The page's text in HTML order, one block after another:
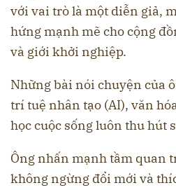
với vai trò là một diễn giả,
hứng mạnh mẽ cho cộng
và giới khởi nghiệp.
Những bài nói chuyện của
trí tuệ nhân tạo (AI), văn
học cuộc sống luôn thu hút
Ông nhấn mạnh tầm quan
không ngừng đổi mới và